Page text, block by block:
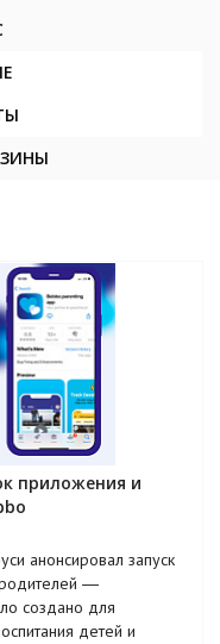
приложения и
анонсировал запуск
―
создано для
детей и